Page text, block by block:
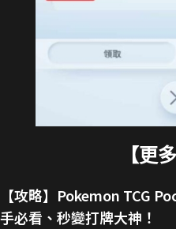
【更
【攻略】Pokemon TCG
手必看、秒變打牌大神！